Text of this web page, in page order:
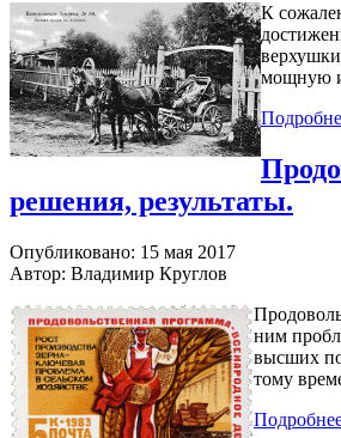
К
мощную
решения, результаты.
Опубликовано: 15 мая 2017
Автор: Владимир Круглов
ним
высших
тому